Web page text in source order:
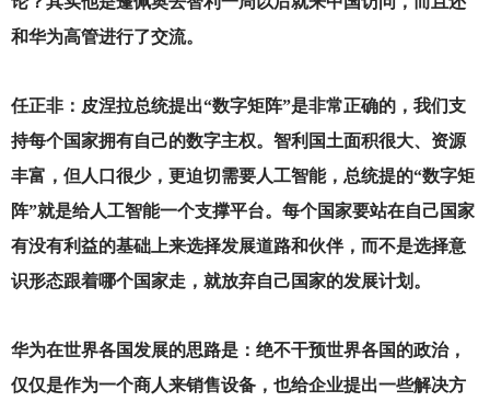
和华为高管进行了交流。
任正非：皮涅拉总统提出“数字矩阵”是非常正确的，我们支
持每个国家拥有自己的数字主权。智利国土面积很大、资源
丰富，但人口很少，更迫切需要人工智能，总统提的“数字矩
阵”就是给人工智能一个支撑平台。每个国家要站在自己国家
有没有利益的基础上来选择发展道路和伙伴，而不是选择意
识形态跟着哪个国家走，就放弃自己国家的发展计划。
华为在世界各国发展的思路是：绝不干预世界各国的政治，
仅仅是作为一个商人来销售设备，也给企业提出一些解决方